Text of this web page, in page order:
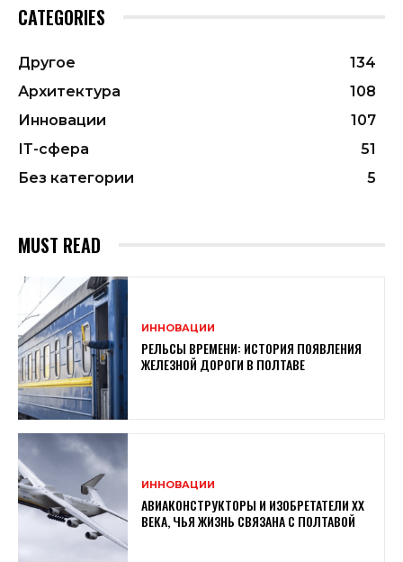
CATEGORIES
Другое
134
Архитектура
108
Инновации
107
ІТ-сфера
51
Без категории
5
MUST READ
ИННОВАЦИИ
РЕЛЬСЫ ВРЕМЕНИ: ИСТОРИЯ ПОЯВЛЕНИЯ
ЖЕЛЕЗНОЙ ДОРОГИ В ПОЛТАВЕ
ИННОВАЦИИ
АВИАКОНСТРУКТОРЫ И ИЗОБРЕТАТЕЛИ XX
ВЕКА, ЧЬЯ ЖИЗНЬ СВЯЗАНА С ПОЛТАВОЙ